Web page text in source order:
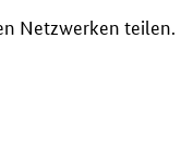
Netzwerken teilen.